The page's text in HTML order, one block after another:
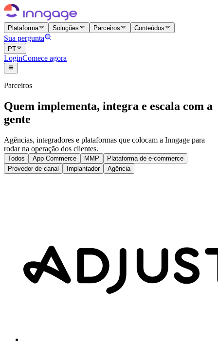
Plataforma Soluções Parceiros Conteúdos
Sua pergunta
PT
LoginComece agora
Parceiros
Quem implementa, integra e escala com a
gente
Agências, integradores e plataformas que colocam a Inngage para
rodar na operação dos clientes.
Todos App Commerce MMP
Plataforma de e-commerce
Provedor de canal
Implantador Agência